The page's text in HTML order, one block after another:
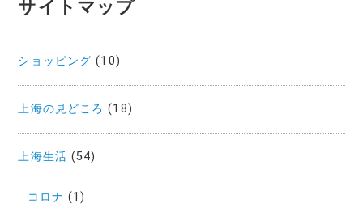
シ
ン
サイトマップ
ショッピング (10)
上海の見どころ (18)
上海生活 (54)
コロナ (1)